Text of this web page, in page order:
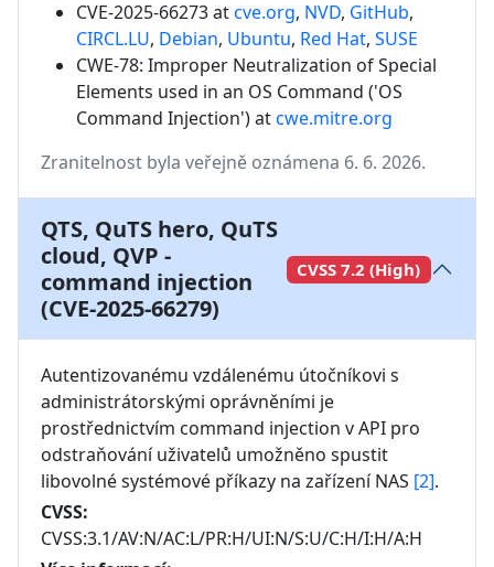
CVE-2025-66273 atcve.org, NVD, GitHub,
CIRCL.LU, Debian, Ubuntu, Red Hat, SUSE
CWE-78: Improper Neutralization of Special
Elements used in an OS Command ('OS
Command Injection')atcwe.mitre.org
Zranitelnost byla veřejně oznámena 6. 6. 2026.
QTS, QuTS hero, QuTS
cloud, QVP -
command injection
(CVE-2025-66279)
CVSS 7.2 (High)
Autentizovanému vzdálenému útočníkovi s
administrátorskými oprávněními je
prostřednictvím command injection v API pro
odstraňování uživatelů umožněno spustit
libovolné systémové příkazy na zařízení NAS [2].
CVSS:
CVSS:3.1/AV:N/AC:L/PR:H/UI:N/S:U/C:H/I:H/A:H